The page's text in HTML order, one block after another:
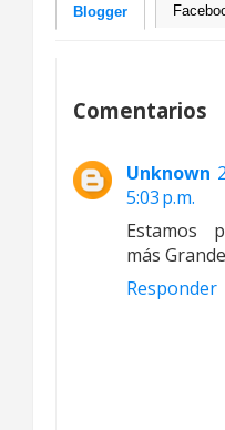
Blogger
Comentarios
Unknown
5:03 p.m.
Estamos
más
Responder